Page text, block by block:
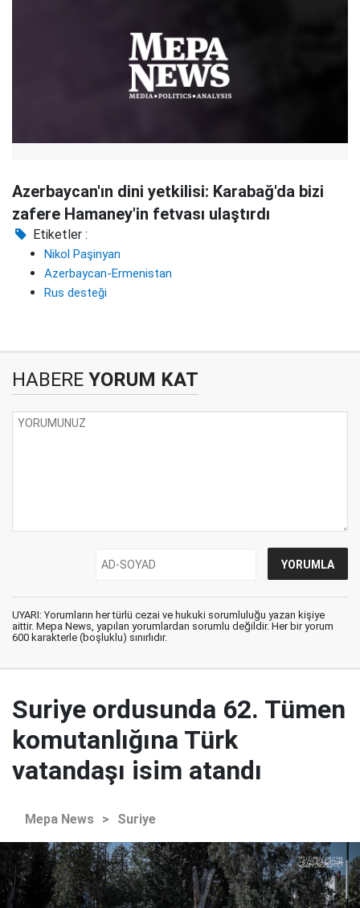
Azerbaycan'ın dini yetkilisi: Karabağ'da bizi
zafere Hamaney'in fetvası ulaştırdı
Etiketler :
Nikol Paşinyan
Azerbaycan-Ermenistan
Rus desteği
HABERE YORUM KAT
UYARI: Yorumların her türlü cezai ve hukuki sorumluluğu yazan kişiye
aittir. Mepa News, yapılan yorumlardan sorumlu değildir. Her bir yorum
600 karakterle (boşluklu) sınırlıdır.
Suriye ordusunda 62. Tümen
komutanlığına Türk
vatandaşı isim atandı
Mepa News > Suriye